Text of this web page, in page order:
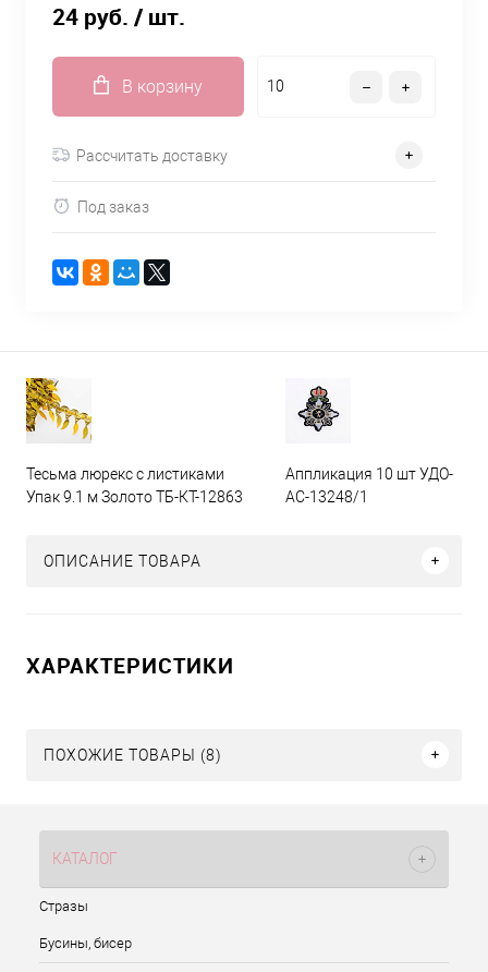
24 руб. / шт.
В корзину
Рассчитать доставку
Под заказ
Тесьма люрекс с листиками
Упак 9.1 м Золото ТБ-КТ-12863
Аппликация 10 шт УДО-
АС-13248/1
ОПИСАНИЕ ТОВАРА
ХАРАКТЕРИСТИКИ
ПОХОЖИЕ ТОВАРЫ (8)
КАТАЛОГ
Стразы
Бусины, бисер